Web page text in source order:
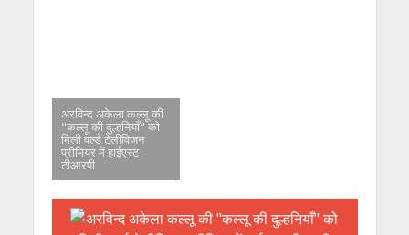
अरविन्द अकेला कल्लू की
"कल्लू की दुल्हनियाँ" को
मिली वर्ल्ड टेलीविजन
प्रीमियर में हाईएस्ट
टीआरपी